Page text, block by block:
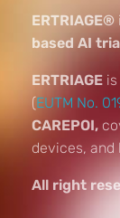
ERTRIAGE®
based AI
ERTRIAGE
(EUTM No.
CAREPOI,
devices,
All right